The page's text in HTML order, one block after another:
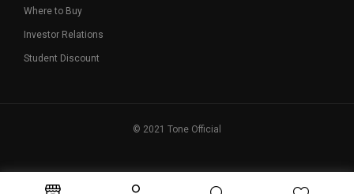
Where to Buy
Investor Relations
Student Discount
© 2021 Tone Official